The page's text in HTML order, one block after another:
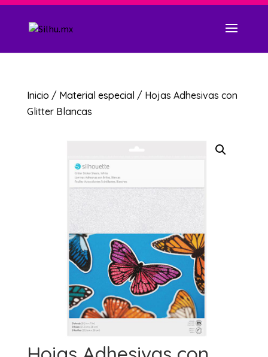
Inicio / Material especial / Hojas Adhesivas con
Glitter Blancas